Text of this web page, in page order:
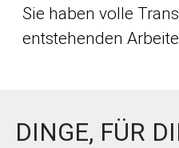
Sie haben volle
entstehenden
DINGE, FÜR